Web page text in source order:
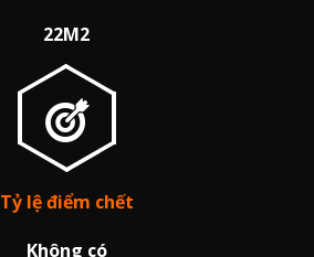
22M2
Tỷ lệ điểm chết
Không có